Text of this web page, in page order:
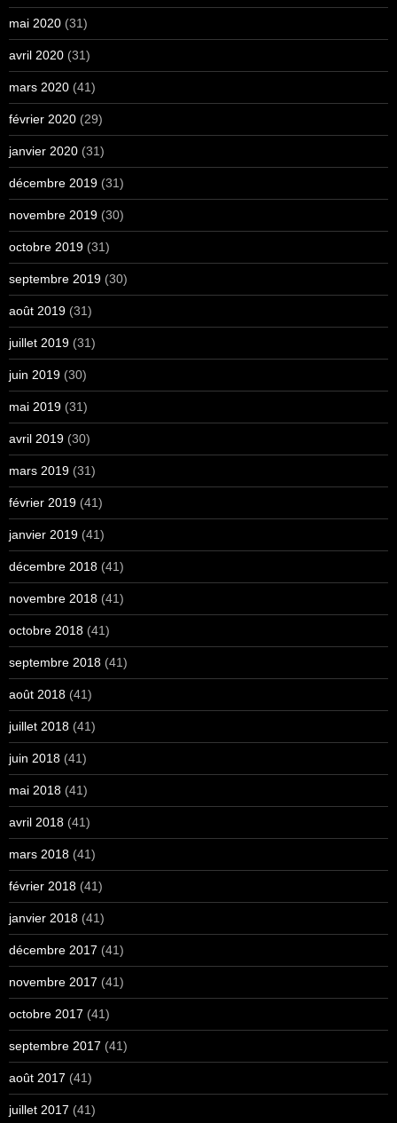
mai 2020 (31)
avril 2020 (31)
mars 2020 (41)
février 2020 (29)
janvier 2020 (31)
décembre 2019 (31)
novembre 2019 (30)
octobre 2019 (31)
septembre 2019 (30)
août 2019 (31)
juillet 2019 (31)
juin 2019 (30)
mai 2019 (31)
avril 2019 (30)
mars 2019 (31)
février 2019 (41)
janvier 2019 (41)
décembre 2018 (41)
novembre 2018 (41)
octobre 2018 (41)
septembre 2018 (41)
août 2018 (41)
juillet 2018 (41)
juin 2018 (41)
mai 2018 (41)
avril 2018 (41)
mars 2018 (41)
février 2018 (41)
janvier 2018 (41)
décembre 2017 (41)
novembre 2017 (41)
octobre 2017 (41)
septembre 2017 (41)
août 2017 (41)
juillet 2017 (41)